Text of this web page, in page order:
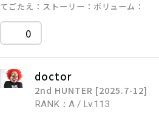
てごたえ ストーリー ボリューム
0
doctor
2nd HUNTER [2025.7-12]
RANK：A / Lv.113